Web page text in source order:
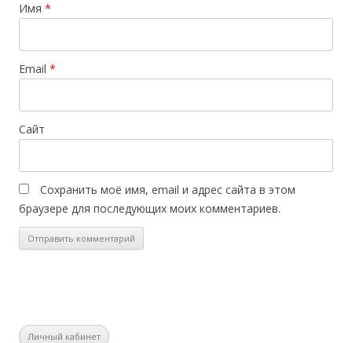
Имя *
Email *
Сайт
Сохранить моё имя, email и адрес сайта в этом
браузере для последующих моих комментариев.
Личный кабинет